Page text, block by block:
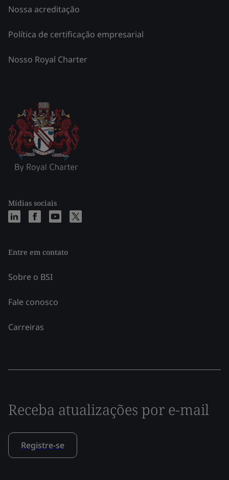
Nossa acreditação
Política de certificação empresarial
Nosso Royal Charter
Mídias sociais
Entre em contato
Sobre o BSI
Fale conosco
Carreiras
Receba atualizações por e-mail
Registre-se